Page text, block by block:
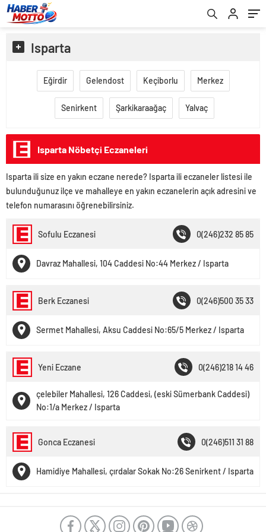
Isparta
Eğirdir Gelendost Keçiborlu Merkez
Senirkent Şarkikaraağaç Yalvaç
Isparta Nöbetçi Eczaneleri
Isparta ili size en yakın eczane nerede? Isparta ili eczaneler listesi ile
bulunduğunuz ilçe ve mahalleye en yakın eczanelerin açık adresini ve
telefon numarasını öğrenebilirsiniz.
Sofulu Eczanesi 0(246)232 85 85
Davraz Mahallesi, 104 Caddesi No:44 Merkez / Isparta
Berk Eczanesi 0(246)500 35 33
Sermet Mahallesi, Aksu Caddesi No:65/5 Merkez / Isparta
Yeni Eczane 0(246)218 14 46
çelebiler Mahallesi, 126 Caddesi, (eski Sümerbank Caddesi)
No:1/a Merkez / Isparta
Gonca Eczanesi 0(246)511 31 88
Hamidiye Mahallesi, çırdalar Sokak No:26 Senirkent / Isparta